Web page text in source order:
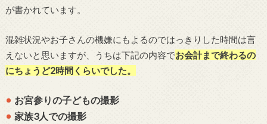
が書かれています。
混雑状況やお子さんの機嫌にもよるのではっきりした時間は言
えないと思いますが、うちは下記の内容でお会計まで終わるの
にちょうど2時間くらいでした。
お宮参りの子どもの撮影
家族3人での撮影